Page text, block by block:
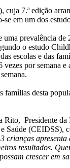
cuja 7.ª edição
em um dos
prevalência de
o estudo
escolas e das
por semana
famílias desta
Rito, Presidente
Saúde (CEIDSS),
crianças apresenta
resultados.
crescer em